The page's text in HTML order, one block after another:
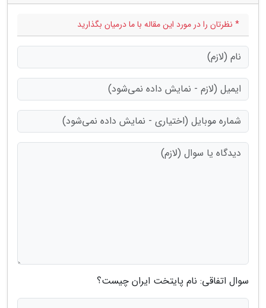
* نظرتان را در مورد این مقاله با ما درمیان بگذارید
سوال اتفاقی: نام پایتخت ایران چیست؟